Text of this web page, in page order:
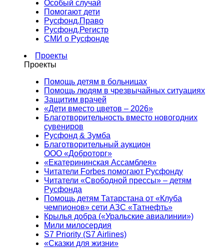
Особый случай
Помогают дети
Русфонд.Право
Русфонд.Регистр
СМИ о Русфонде
Проекты
Проекты
Помощь детям в больницах
Помощь людям в чрезвычайных ситуациях
Защитим врачей
«Дети вместо цветов – 2026»
Благотворительность вместо новогодних
сувениров
Русфонд & Зумба
Благотворительный аукцион
ООО «Доброторг»
«Екатерининская Ассамблея»
Читатели Forbes помогают Русфонду
Читатели «Свободной прессы» – детям
Русфонда
Помощь детям Татарстана от «Клуба
чемпионов» сети АЗС «Татнефть»
Крылья добра («Уральские авиалинии»)
Мили милосердия
S7 Priority (S7 Airlines)
«Сказки для жизни»